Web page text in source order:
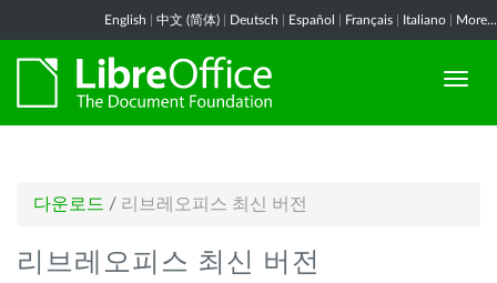
English 中文 (简体) Deutsch Español Français Italiano More...
다운로드 / 리브레오피스 최신 버전
리브레오피스 최신 버전